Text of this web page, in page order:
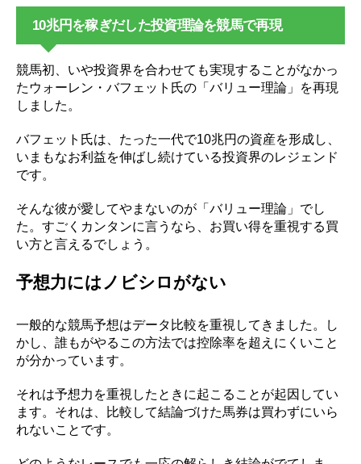
10兆円を稼ぎだした投資理論を競馬で再現
競馬初、いや投資界を合わせても実現することがなかっ
たウォーレン・バフェット氏の「バリュー理論」を再現
しました。
バフェット氏は、たった一代で10兆円の資産を形成し、
いまもなお利益を伸ばし続けている投資界のレジェンド
です。
そんな彼が愛してやまないのが「バリュー理論」でし
た。すごくカンタンに言うなら、お買い得を重視する買
い方と言えるでしょう。
予想力にはノビシロがない
一般的な競馬予想はデータ比較を重視してきました。し
かし、誰もがやるこの方法では控除率を超えにくいこと
が分かっています。
それは予想力を重視したときに起こることが起因してい
ます。それは、比較して結論づけた馬券は買わずにいら
れないことです。